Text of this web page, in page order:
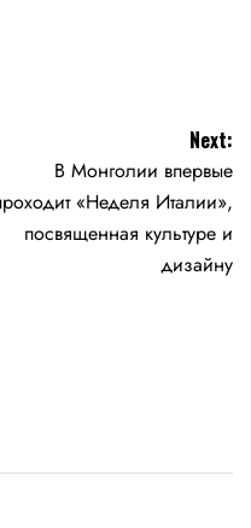
Next:
В Монголии впервые
«Неделя Италии»,
посвященная культуре и
дизайну